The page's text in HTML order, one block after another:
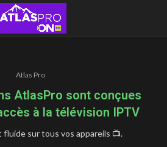
Atlas Pro
AtlasPro sont conçues
à la télévision IPTV
fluide sur tous vos appareils 📺.